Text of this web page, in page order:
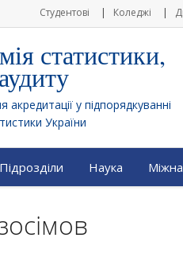
Студентові Коледжі
статистики,
у підпорядкуванні
України
Підрозділи Наука